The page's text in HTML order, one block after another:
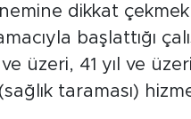
dikkat
başlattığı
üzeri, 41 yıl ve
taraması)